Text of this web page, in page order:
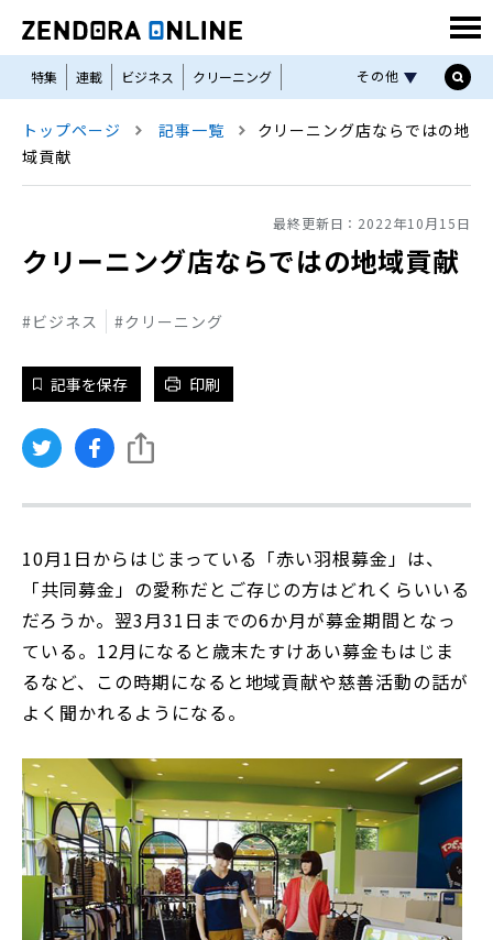
特集 連載 ビジネス
クリーニング
私物洗濯ユニフォーム
THE ZENDORA
LBM Linen Plant
その他
トップページ 記事一覧
クリーニング店ならではの地
域貢献
最終更新日： 2022年10月15日
クリーニング店ならではの地域貢献
ビジネス クリーニング
記事を保存 印刷
10月1日からはじまっている「赤い羽根募金」は、
「共同募金」の愛称だとご存じの方はどれくらいいる
だろうか。翌3月31日までの6か月が募金期間となっ
ている。12月になると歳末たすけあい募金もはじま
るなど、この時期になると地域貢献や慈善活動の話が
よく聞かれるようになる。